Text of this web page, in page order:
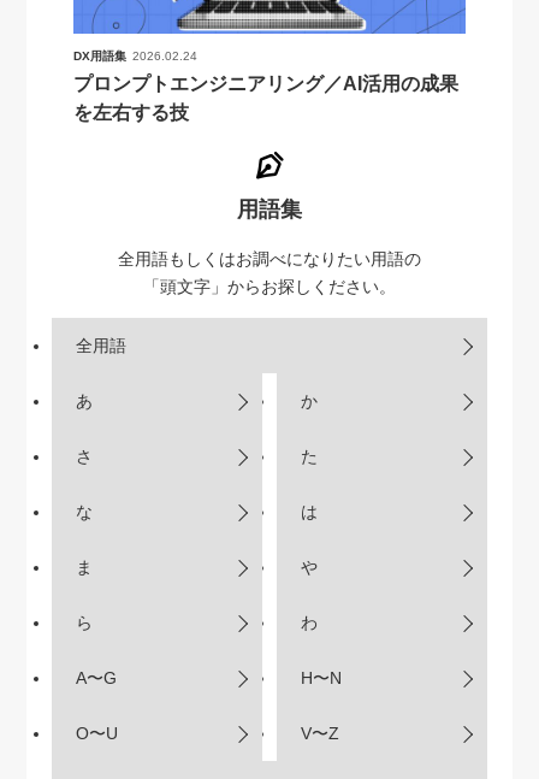
DX用語集 2026.02.24
プロンプトエンジニアリング／AI活用の成果
を左右する技
用語集
全用語もしくはお調べになりたい用語の
「頭文字」からお探しください。
全用語
あ か
さ た
な は
ま や
ら わ
A〜G H〜N
O〜U V〜Z